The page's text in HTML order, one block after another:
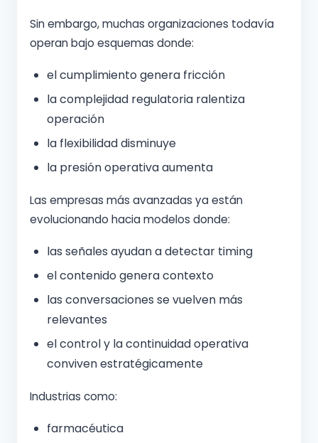
Sin embargo, muchas organizaciones todavía
operan bajo esquemas donde:
el cumplimiento genera fricción
la complejidad regulatoria ralentiza
operación
la flexibilidad disminuye
la presión operativa aumenta
Las empresas más avanzadas ya están
evolucionando hacia modelos donde:
las señales ayudan a detectar timing
el contenido genera contexto
las conversaciones se vuelven más
relevantes
el control y la continuidad operativa
conviven estratégicamente
Industrias como:
farmacéutica